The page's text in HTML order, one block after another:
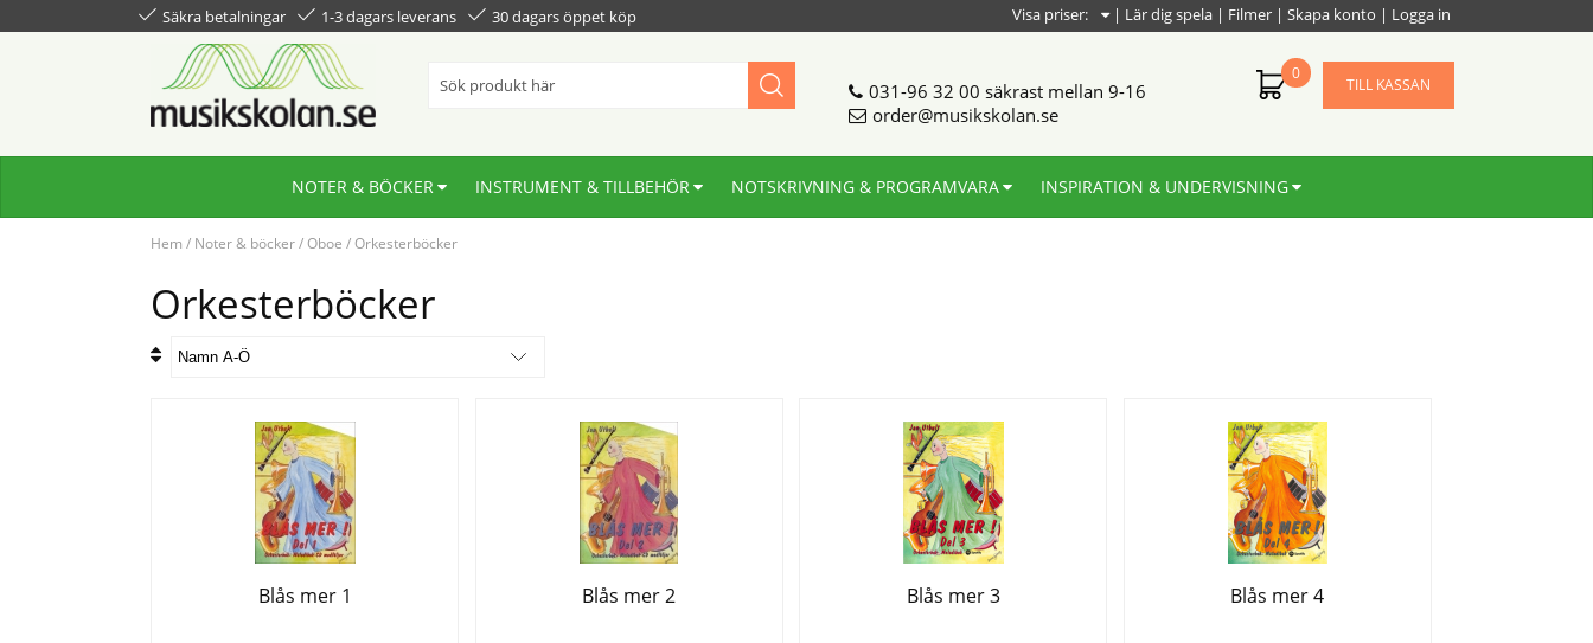
Säkra betalningar 1-3 dagars leverans 30 dagars öppet köp | Lär dig spela | Filmer | Skapa konto | Logga in
Visa priser:
031-96 32 00 säkrast mellan 9-16
order@musikskolan.se
0
TILL KASSAN
NOTER & BÖCKER INSTRUMENT & TILLBEHÖR NOTSKRIVNING & PROGRAMVARA INSPIRATION & UNDERVISNING
Hem / Noter & böcker/Oboe /Orkesterböcker
Orkesterböcker
Blås mer 1 Blås mer 2 Blås mer 3 Blås mer 4